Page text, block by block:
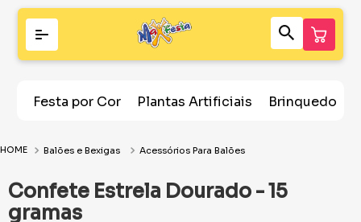
Festa por Cor Plantas Artificiais Brinquedos
Balões e Bexigas Acessórios Para Balões
Confete Estrela Dourado - 15
gramas